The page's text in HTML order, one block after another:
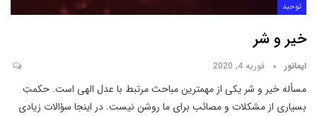
توحید
خیر و شر
ایمانور فوریه 4, 2020
مسأله خیر و شر یکی از مهمترین مباحث مرتبط با عدل الهی است. حکمتِ
بسیاری از مشکلات و مصائب برای ما روشن نیست. در اینجا سؤالات زیادی